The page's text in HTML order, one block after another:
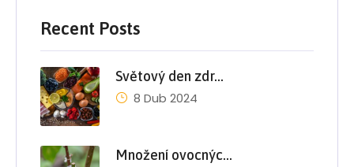
Recent Posts
Světový den zdr…
8 Dub 2024
Množení ovocnýc…